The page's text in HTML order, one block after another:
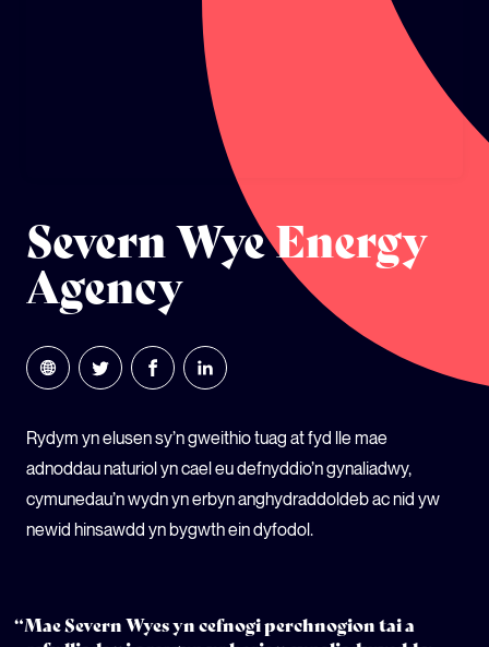
Severn Wye Energy
Agency
Rydym yn elusen sy’n gweithio tuag at fyd lle mae
adnoddau naturiol yn cael eu defnyddio’n gynaliadwy,
cymunedau’n wydn yn erbyn anghydraddoldeb ac nid yw
newid hinsawdd yn bygwth ein dyfodol.
“Mae Severn Wyes yn cefnogi perchnogion tai a
LLYSGENHADON HINSAWDD IEUENCTID